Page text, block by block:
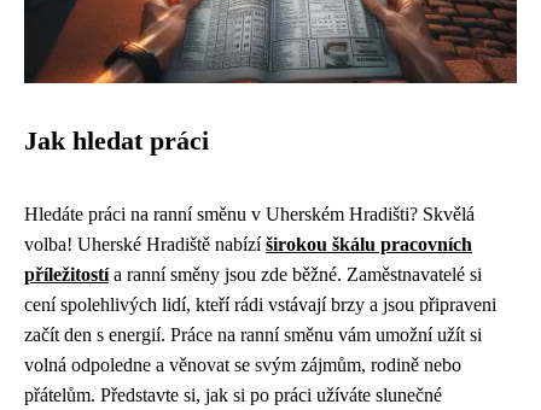
Jak hledat práci
Hledáte práci na ranní směnu v Uherském Hradišti? Skvělá
volba! Uherské Hradiště nabízíširokou škálu pracovních
příležitostía ranní směny jsou zde běžné. Zaměstnavatelé si
cení spolehlivých lidí, kteří rádi vstávají brzy a jsou připraveni
začít den s energií. Práce na ranní směnu vám umožní užít si
volná odpoledne a věnovat se svým zájmům, rodině nebo
přátelům. Představte si, jak si po práci užíváte slunečné